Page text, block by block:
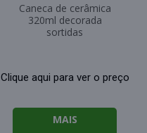
Caneca de cerâmica
320ml decorada
sortidas
Clique aqui para ver o preço
MAIS